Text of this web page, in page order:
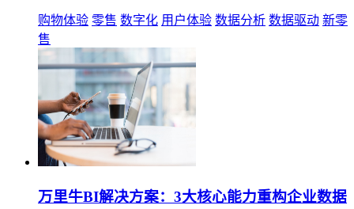
购物体验 零售 数字化 用户体验 数据分析 数据驱动 新零
售
万里牛BI解决方案：3大核心能力重构企业数据